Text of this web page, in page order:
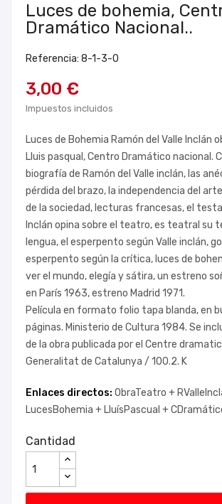
Luces de bohemia,
Dramático Nacional..
Referencia: 8-1-3-0
3,00 €
Impuestos incluidos
Luces de Bohemia Ramón del Valle Inclán
Lluis pasqual, Centro Dramático nacional.
biografía de Ramón del Valle inclán, las
pérdida del brazo, la independencia del
de la sociedad, lecturas francesas, el
Inclán opina sobre el teatro, es teatral su
lengua, el esperpento según Valle inclán,
esperpento según la crítica, luces de
ver el mundo, elegía y sátira, un estreno
en París 1963, estreno Madrid 1971.
Película en formato folio tapa blanda, en
páginas. Ministerio de Cultura 1984. Se
de la obra publicada por el Centre
Generalitat de Catalunya / 100.2. K
Enlaces directos: ObraTeatro +
LucesBohemia + LluísPascual +
Cantidad